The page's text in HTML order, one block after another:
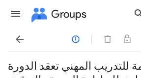
Groups
 
للتدريب المهني تعقد الدورة